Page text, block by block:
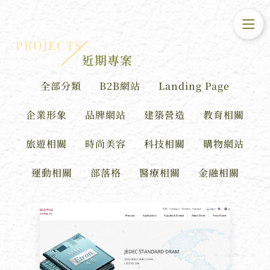
PROJECTS
近期專案
全部分類 B2B網站 Landing Page
企業形象 品牌網站 建築營造 教育相關
旅遊相關 時尚美容 科技相關 購物網站
運動相關 部落格 醫療相關 金融相關